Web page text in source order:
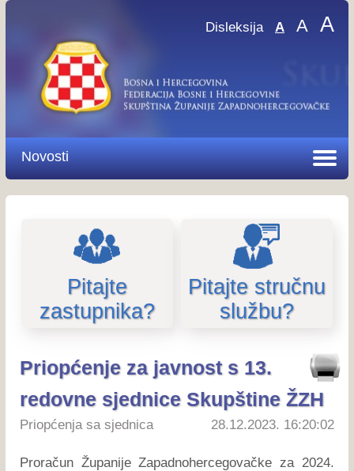
Disleksija A A A
Novosti
Pitajte
zastupnika?
Pitajte stručnu
službu?
Priopćenje za javnost s 13.
redovne sjednice Skupštine ŽZH
Priopćenja sa sjednica 28.12.2023. 16:20:02
Proračun Županije Zapadnohercegovačke za 2024.